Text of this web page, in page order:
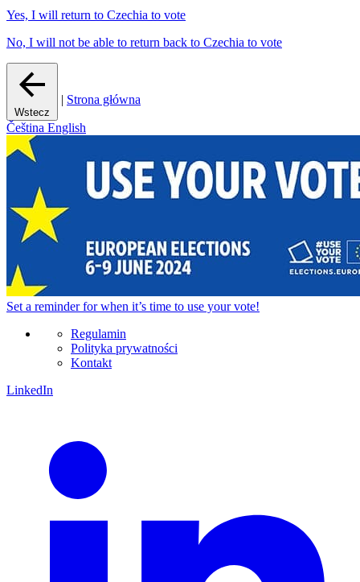
Yes, I will return to Czechia to vote
No, I will not be able to return back to Czechia to vote
Wstecz
| Strona główna
Čeština English
Set a reminderfor when it’s time to use your vote!
Regulamin
Polityka prywatności
Kontakt
LinkedIn